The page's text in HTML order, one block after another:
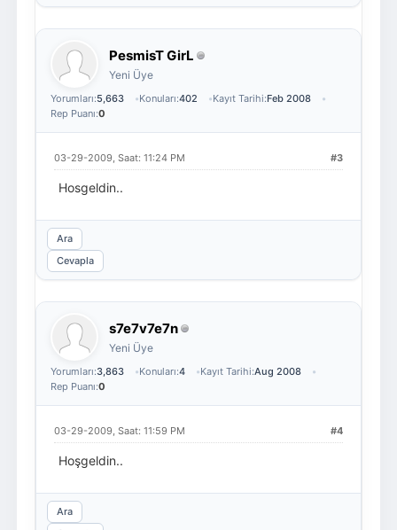
PesmisT GirL
Yeni Üye
Yorumları:5,663 Konuları:402 Kayıt Tarihi:Feb 2008
Rep Puanı:0
#3
03-29-2009, Saat: 11:24 PM
Hosgeldin..
Ara
Cevapla
s7e7v7e7n
Yeni Üye
Yorumları:3,863 Konuları:4 Kayıt Tarihi:Aug 2008
Rep Puanı:0
#4
03-29-2009, Saat: 11:59 PM
Hoşgeldin..
Ara